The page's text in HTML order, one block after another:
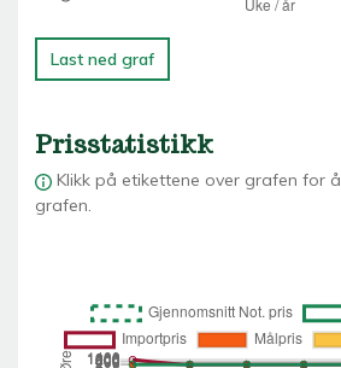
Last ned graf
Prisstatistikk
Klikk på etikettene over grafen for
grafen.